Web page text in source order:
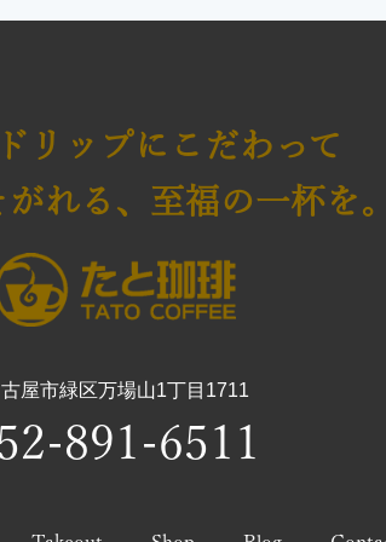
リップにこだわって
がれる、至福の一杯を
屋市緑区万場山1丁目1711
891-6511